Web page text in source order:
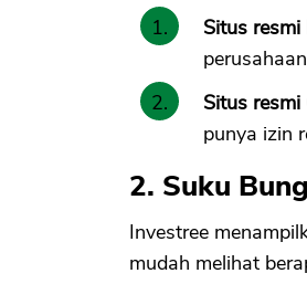
Situs
Situs
punya izin
2. Suku
Investree
mudah melihat